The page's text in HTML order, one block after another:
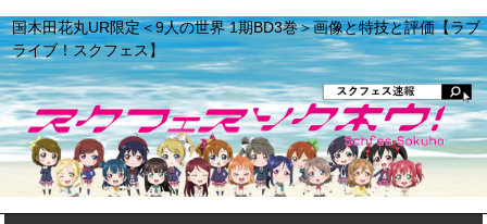
国木田花丸UR限定＜9人の世界 1期BD3巻＞画像と特技と評価【ラブ
ライブ！スクフェス】